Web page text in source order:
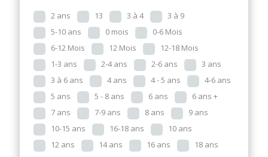
2 ans 13 3 à 4
3 à 9
5-10 ans
0 mois
0-6 Mois
6-12 Mois
12 Mois
12-18 Mois
1-3 ans
2-4 ans 2-6 ans
3 ans
3 à 6 ans
4 ans 4 - 5 ans
4-6 ans
5 ans
5 - 8 ans 6 ans
6 ans +
7 ans
7-9 ans 8 ans
9 ans
10-15 ans
16-18 ans
10 ans
12 ans
14 ans 16 ans 18 ans